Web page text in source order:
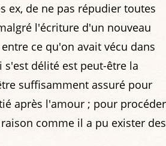
ex, de ne pas répudier toutes
l'écriture d'un nouveau
ce qu'on avait vécu dans
délité est peut-être la
suffisamment assuré pour
après l'amour ; pour procéder
comme il a pu exister des